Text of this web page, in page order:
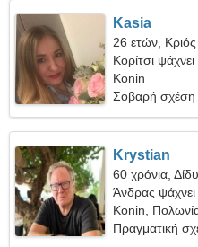
Kasia
26 ετών, Κριός
Κορίτσι
Konin
Σοβαρή σχέση
Krystian
60 χρόνια,
Άνδρας
Konin,
Πραγματική